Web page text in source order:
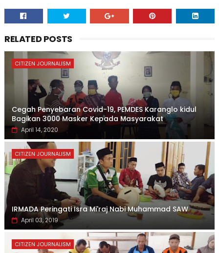
RELATED POSTS
CITIZEN JOURNALISM
Cegah Penyebaran Covid-19, PEMDES Karanglo kidul
Bagikan 3000 Masker Kepada Masyarakat
April 14, 2020
CITIZEN JOURNALISM
IRMADA Peringati Isra Mi'raj Nabi Muhammad SAW
April 03, 2019
CITIZEN JOURNALISM